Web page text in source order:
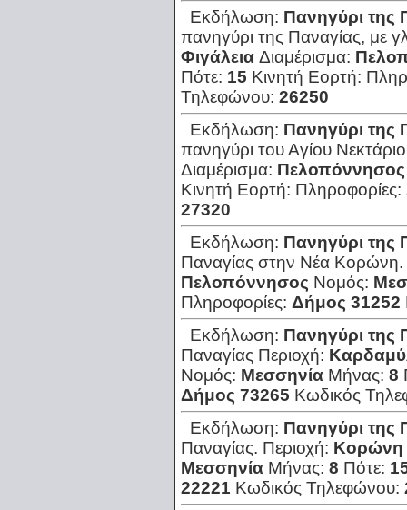
Εκδήλωση: Πανηγύρι της
πανηγύρι της Παναγίας, με
Φιγάλεια Διαμέρισμα:
Πότε: 15 Κινητή Εορτή:
Τηλεφώνου: 26250
Εκδήλωση: Πανηγύρι της
πανηγύρι του Αγίου
Διαμέρισμα: Πελοπόννησος
Κινητή Εορτή: Πληροφορίες:
27320
Εκδήλωση: Πανηγύρι της
Παναγίας στην Νέα Κορώνη.
Πελοπόννησος Νομός:
Πληροφορίες: Δήμος 31252
Εκδήλωση: Πανηγύρι της
Παναγίας Περιοχή:
Νομός: Μεσσηνία Μήνας: 8
Δήμος 73265 Κωδικός
Εκδήλωση: Πανηγύρι της
Παναγίας. Περιοχή: Κορώνη
Μεσσηνία Μήνας: 8 Πότε:
22221 Κωδικός Τηλεφώνου: